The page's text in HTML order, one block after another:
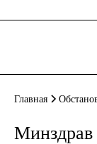
Главная
Минздрав